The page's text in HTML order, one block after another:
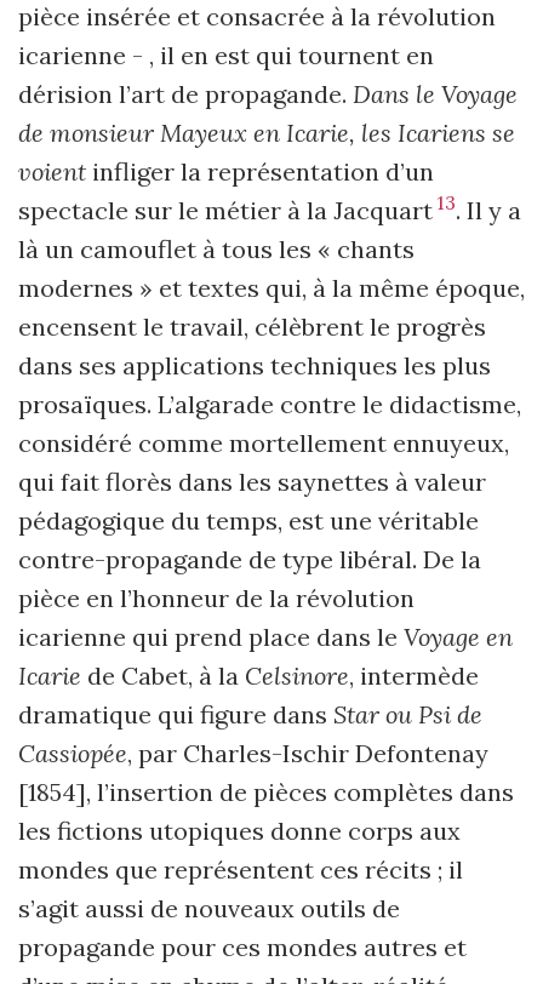
pièce insérée et consacrée à la révolution
icarienne - , il en est qui tournent en
dérision l’art de propagande. Dans le Voyage
de monsieur Mayeux en Icarie, les Icariens se
voient infliger la représentation d’un
spectacle sur le métier à la Jacquart 13. Il y a
là un camouflet à tous les « chants
modernes » et textes qui, à la même époque,
encensent le travail, célèbrent le progrès
dans ses applications techniques les plus
prosaïques. L’algarade contre le didactisme,
considéré comme mortellement ennuyeux,
qui fait florès dans les saynettes à valeur
pédagogique du temps, est une véritable
contre-propagande de type libéral. De la
pièce en l’honneur de la révolution
icarienne qui prend place dans le Voyage en
Icarie de Cabet, à la Celsinore, intermède
dramatique qui figure dans Star ou Psi de
Cassiopée, par Charles-Ischir Defontenay
[1854], l’insertion de pièces complètes dans
les fictions utopiques donne corps aux
mondes que représentent ces récits ; il
s’agit aussi de nouveaux outils de
propagande pour ces mondes autres et